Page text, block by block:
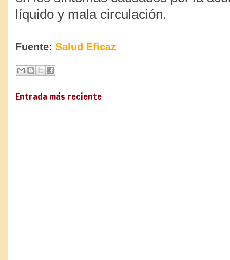
líquido y mala circulación.
Fuente: Salud Eficaz
Entrada más reciente